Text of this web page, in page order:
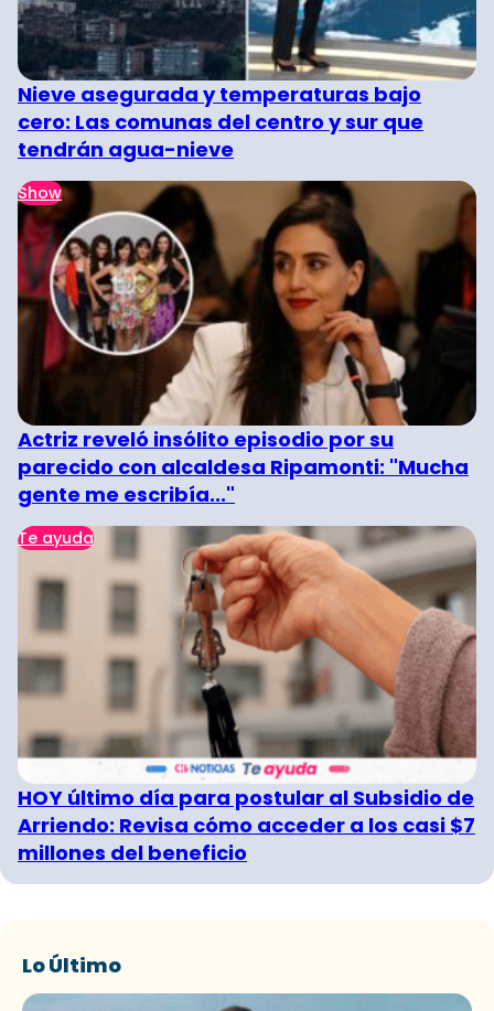
Nieve asegurada y temperaturas bajo
cero: Las comunas del centro y sur que
tendrán agua-nieve
Show
Actriz reveló insólito episodio por su
parecido con alcaldesa Ripamonti: "Mucha
gente me escribía..."
Te ayuda
HOY último día para postular al Subsidio de
Arriendo: Revisa cómo acceder a los casi $7
millones del beneficio
Lo Último